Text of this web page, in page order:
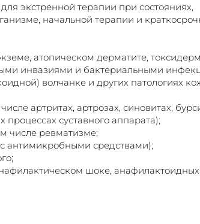
экстренной терапии при состояниях,
начальной терапии и
атопическом дерматите,
инвазиями и бактериальными
волчанке и других патологиях
артритах, артрозах, синовитах,
суставного аппарата);
числе ревматизме;
антимикробными средствами);
шоке,